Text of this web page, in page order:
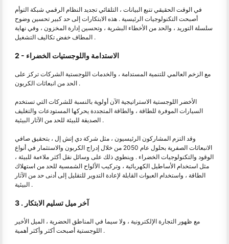
في الوقت الحقيقي تتبع البيانات ، التلقائي تجديد النظام الرقمي شبكة التوأم
أصبحت التكنولوجيات الرئيسية . هذه الابتكارات إلى حد كبير تحسين وضوح
سلسلة التوريد ، والحد من الأخطاء البشرية ، وتحسين إدارة المخزون ، وفي نهاية
المطاف خفض تكاليف التشغيل .
2 - الاستدامة واللوجستيات الخضراء
مع الزخم العالمي للتنمية المستدامة ، والخدمات اللوجستية الشركات تركز على
الحد من انبعاثات الكربون .
الأخضر اللوجستية الاستراتيجية الآن أولوية بالنسبة للشركات التي تستخدم
السيارات الموفرة للطاقة ، والطاقة المتجددة يحركها المستودعات والتغليف
الصديقة للبيئة للحد من الآثار البيئية .
وقد التزم المشاركون الرئيسيون ، مثل شركة دي إتش إل ، بتحقيق صافي
الانبعاثات الصفرية بحلول عام 2050 من خلال إدراج الكربون والاستثمار في أنواع
الوقود والتكنولوجيات الخضراء . وينطوي ذلك على وسائل نقل أكثر ملاءمة للبيئة ،
مثل استخدام الأساطيل الكهربائية ، وتركيب الألواح الشمسية للحد من استهلاك
الطاقة ، واستخدام العبوات القابلة لإعادة التدوير للتقليل إلى أدنى حد من الآثار
البيئية .
3 . آخر ميل تسليم الابتكار
مع ظهور التجارة الإلكترونية ، ولا سيما في المناطق الحضرية ، الميل الأخير
اللوجستية أصبحت أكثر وأكثر أهمية .